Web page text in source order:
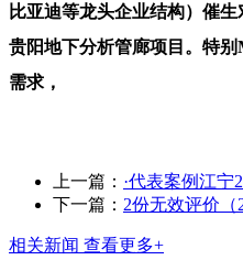
比亚迪等龙头企业结构）催
贵阳地下分析管廊项目。特
需求，
上一篇： ·代表案例江宁
下一篇： 2份无效评价（
相关新闻 查看更多+